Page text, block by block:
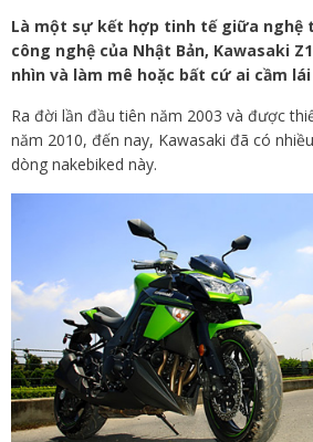
Là một sự kết hợp tinh tế giữa nghệ
công nghệ của Nhật Bản, Kawasaki
nhìn và làm mê hoặc bất cứ ai cầm lái
Ra đời lần đầu tiên năm 2003 và được
năm 2010, đến nay, Kawasaki đã có
dòng nakebiked này.